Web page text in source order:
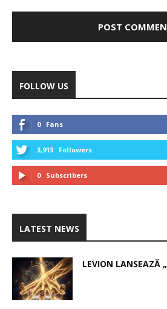
FOLLOW US
0 Fans
3,913 Followers
0 Subscribers
LATEST NEWS
LEVION LANSEAZĂ